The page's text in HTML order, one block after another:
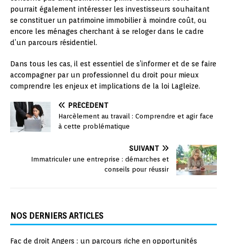
pourrait également intéresser les investisseurs souhaitant
se constituer un patrimoine immobilier à moindre coût, ou
encore les ménages cherchant à se reloger dans le cadre
d’un parcours résidentiel.
Dans tous les cas, il est essentiel de s’informer et de se faire
accompagner par un professionnel du droit pour mieux
comprendre les enjeux et implications de la loi Lagleize.
PRÉCÉDENT
Harcèlement au travail : Comprendre et agir face
à cette problématique
SUIVANT
Immatriculer une entreprise : démarches et
conseils pour réussir
NOS DERNIERS ARTICLES
Fac de droit Angers : un parcours riche en opportunités